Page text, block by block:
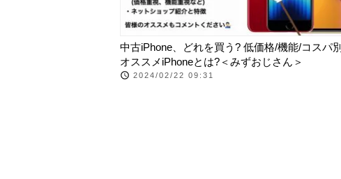
中古iPhone、どれを買う? 低価格/機能/コスパ別
オススメiPhoneとは?＜みずおじさん＞
2024/02/22 09:31